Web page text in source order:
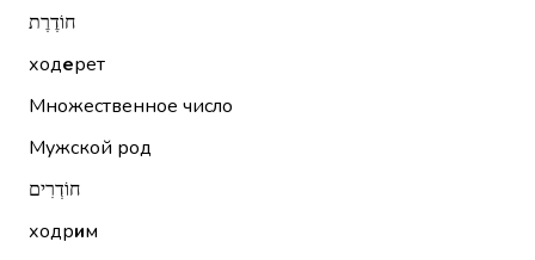
חוֹדֶרֶת
ходерет
Множественное число
Мужской род
חוֹדְרִים
ходрим